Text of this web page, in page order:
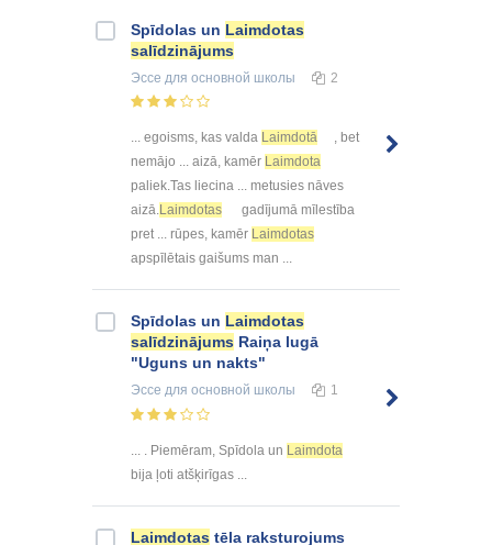
Spīdolas un Laimdotas
salīdzinājums
Эссе для основной школы 2
... egoisms, kas valda Laimdotā
, bet
nemājo ... aizā, kamēr Laimdota
paliek.Tas liecina ... metusies nāves
aizā.Laimdotas
gadījumā mīlestība
pret ... rūpes, kamēr Laimdotas
apspīlētais gaišums man ...
Spīdolas un Laimdotas
salīdzinājums Raiņa lugā
"Uguns un nakts"
Эссе для основной школы 1
... . Piemēram, Spīdola un Laimdota
bija ļoti atšķirīgas ...
Laimdotas tēla raksturojums